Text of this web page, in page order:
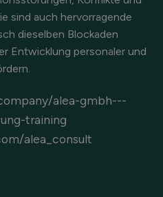
sind auch hervorragende
dieselben Blockaden
Entwicklung personaler und
alea-gmbh---
training
alea_consult